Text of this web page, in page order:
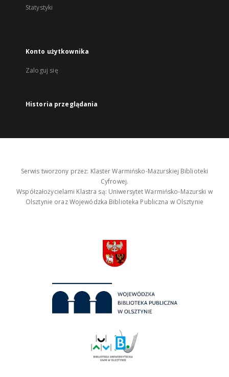
Statystyki
Konto użytkownika
Zaloguj się
Historia przeglądania
Serwis tworzony przez: Klaster Warmińsko-Mazurskiej Biblioteki
Cyfrowej.
Współzałożycielami Klastra są: Uniwersytet Warmińsko-Mazurski w
Olsztynie oraz Wojewódzka Biblioteka Publiczna w Olsztynie